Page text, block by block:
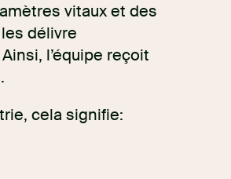
vitaux et des
délivre
l’équipe reçoit
cela signifie: